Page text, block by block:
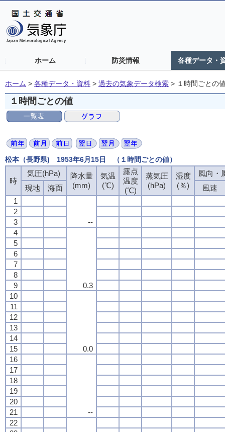
ホーム 防災情報 各種データ・
ホーム > 各種データ・資料 > 過去の気象データ検索 > １時間ごとの
１時間ごとの値
松本（長野県) 1953年6月15日 （１時間ごとの値）
時
気圧(hPa)
降水量
(mm)
気温
(℃)
露点
温度
(℃)
蒸気圧
(hPa)
湿度
(％)
風向・
現地
海面
風速
1
--
2
3
4
0.3
5
6
7
8
9
10
0.0
11
12
13
14
15
16
--
17
18
19
20
21
22